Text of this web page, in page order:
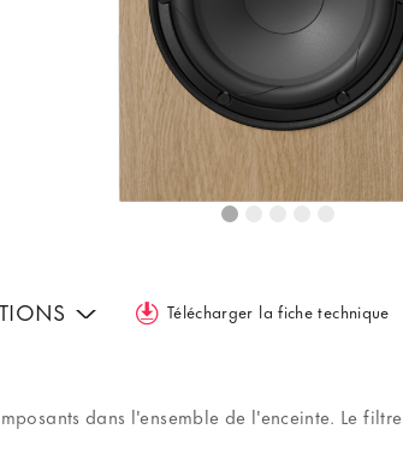
dans l'ensemble de l'enceinte. Le
Télécharger la fiche technique